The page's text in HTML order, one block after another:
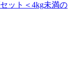
ット＜4kg未満の